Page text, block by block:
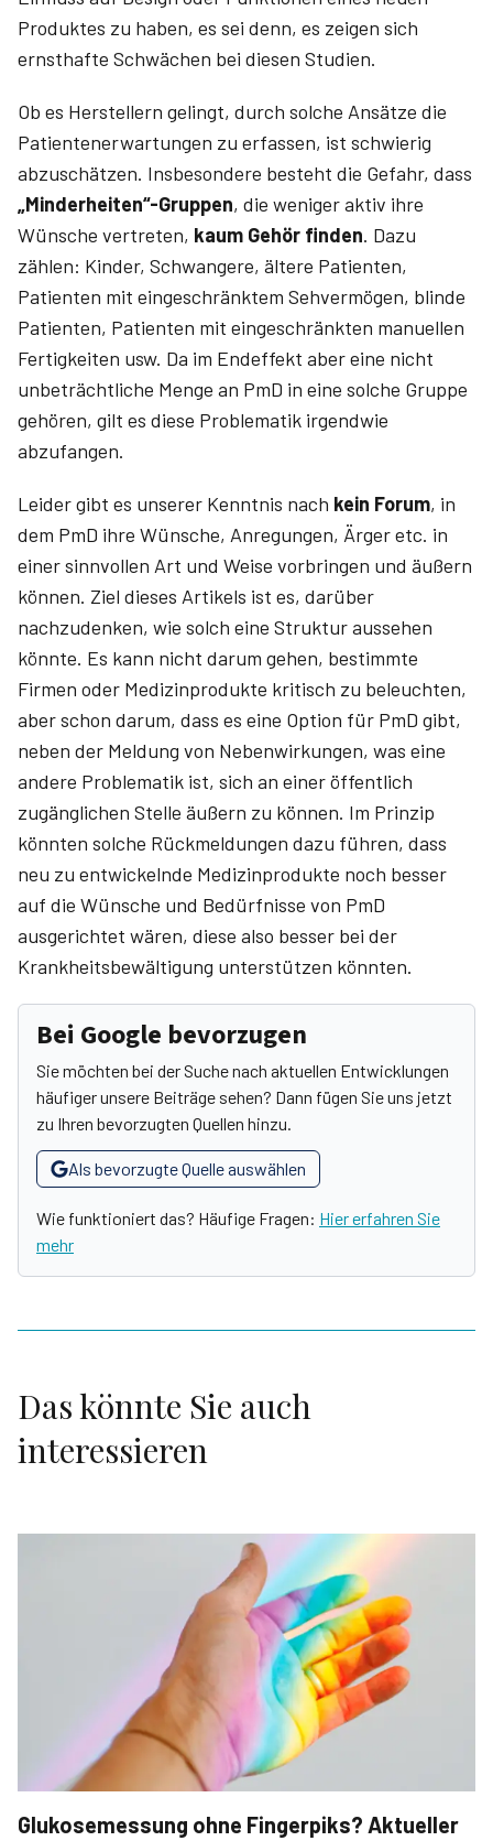
Produktes zu haben, es sei denn, es zeigen sich
ernsthafte Schwächen bei diesen Studien.
Ob es Herstellern gelingt, durch solche Ansätze die
Patientenerwartungen zu erfassen, ist schwierig
abzuschätzen. Insbesondere besteht die Gefahr, dass
„Minderheiten“-Gruppen, die weniger aktiv ihre
Wünsche vertreten, kaum Gehör finden. Dazu
zählen: Kinder, Schwangere, ältere Patienten,
Patienten mit eingeschränktem Sehvermögen, blinde
Patienten, Patienten mit eingeschränkten manuellen
Fertigkeiten usw. Da im Endeffekt aber eine nicht
unbeträchtliche Menge an PmD in eine solche Gruppe
gehören, gilt es diese Problematik irgendwie
abzufangen.
Leider gibt es unserer Kenntnis nach kein Forum, in
dem PmD ihre Wünsche, Anregungen, Ärger etc. in
einer sinnvollen Art und Weise vorbringen und äußern
können. Ziel dieses Artikels ist es, darüber
nachzudenken, wie solch eine Struktur aussehen
könnte. Es kann nicht darum gehen, bestimmte
Firmen oder Medizinprodukte kritisch zu beleuchten,
aber schon darum, dass es eine Option für PmD gibt,
neben der Meldung von Nebenwirkungen, was eine
andere Problematik ist, sich an einer öffentlich
zugänglichen Stelle äußern zu können. Im Prinzip
könnten solche Rückmeldungen dazu führen, dass
neu zu entwickelnde Medizinprodukte noch besser
auf die Wünsche und Bedürfnisse von PmD
ausgerichtet wären, diese also besser bei der
Krankheitsbewältigung unterstützen könnten.
Bei Google bevorzugen
Sie möchten bei der Suche nach aktuellen Entwicklungen
häufiger unsere Beiträge sehen? Dann fügen Sie uns jetzt
zu Ihren bevorzugten Quellen hinzu.
Als bevorzugte Quelle auswählen
Wie funktioniert das? Häufige Fragen: Hier erfahren Sie
mehr
Das könnte Sie auch
interessieren
Glukosemessung ohne Fingerpiks? Aktueller